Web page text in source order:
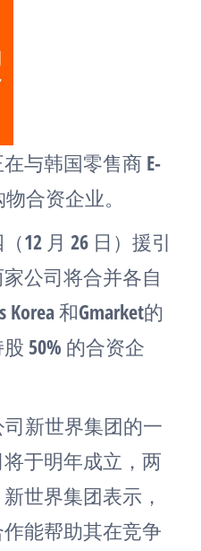
与韩国零售商 E-
合资企业。
12 月 26 日）援引
公司将合并各自
和Gmarket的
50% 的合资企
司新世界集团的一
于明年成立，两
世界集团表示，
能帮助其在竞争